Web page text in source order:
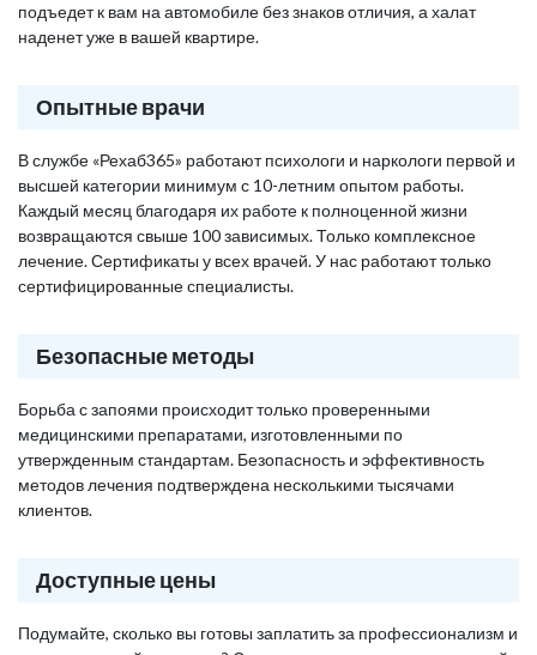
подъедет к вам на автомобиле без знаков отличия, а халат
наденет уже в вашей квартире.
Опытные врачи
В службе «Рехаб365» работают психологи и наркологи первой и
высшей категории минимум с 10-летним опытом работы.
Каждый месяц благодаря их работе к полноценной жизни
возвращаются свыше 100 зависимых. Только комплексное
лечение. Сертификаты у всех врачей. У нас работают только
сертифицированные специалисты.
Безопасные методы
Борьба с запоями происходит только проверенными
медицинскими препаратами, изготовленными по
утвержденным стандартам. Безопасность и эффективность
методов лечения подтверждена несколькими тысячами
клиентов.
Доступные цены
Подумайте, сколько вы готовы заплатить за профессионализм и